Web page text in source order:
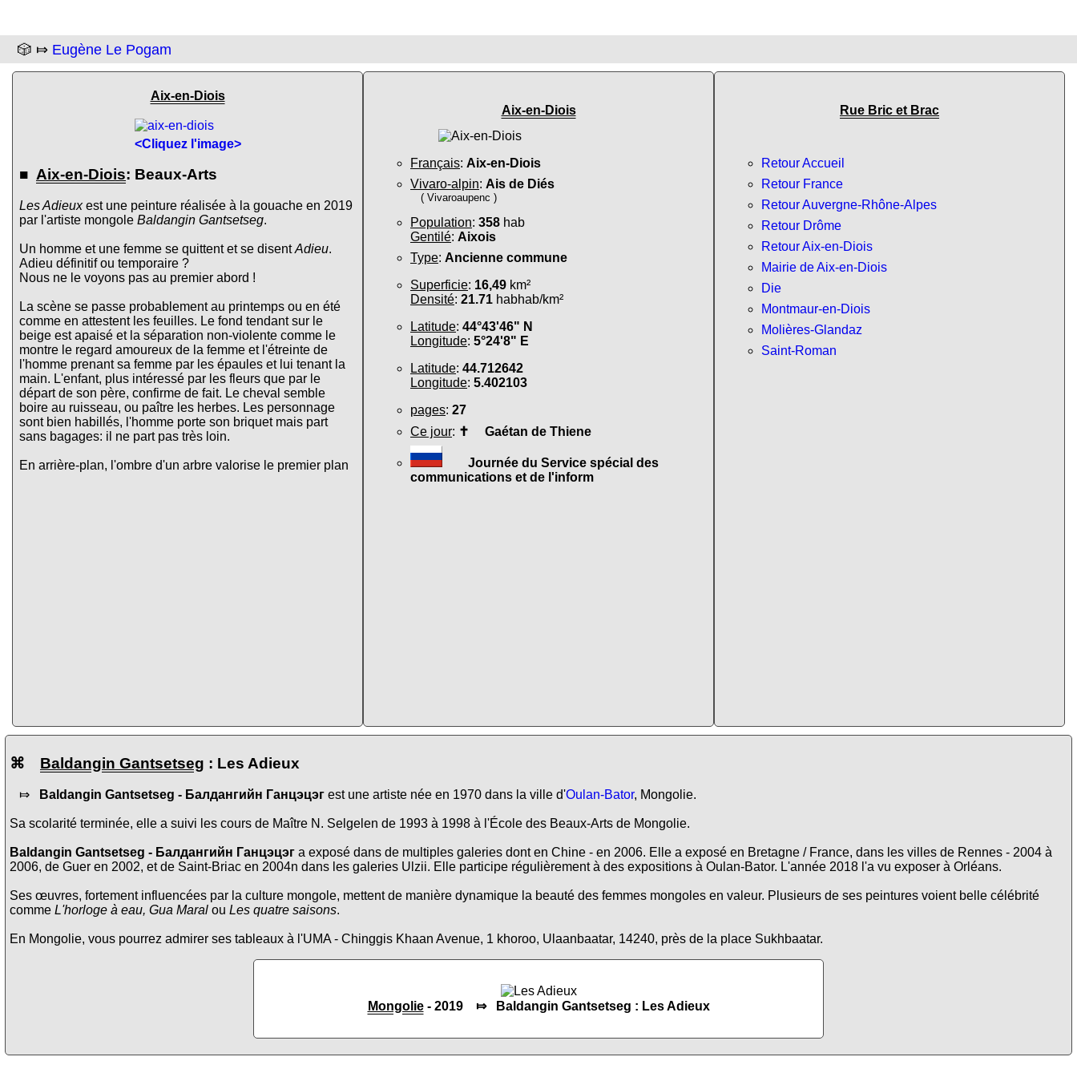
🎲 ⤇ Eugène Le Pogam
Aix-en-Diois
<Cliquez l'image>
■ Aix-en-Diois: Beaux-Arts
Les Adieuxest une peinture réalisée à la gouache en 2019
par l'artiste mongole Baldangin Gantsetseg.
Un homme et une femme se quittent et se disentAdieu.
Adieu définitif ou temporaire ?
Nous ne le voyons pas au premier abord !
La scène se passe probablement au printemps ou en été
comme en attestent les feuilles. Le fond tendant sur le
beige est apaisé et la séparation non-violente comme le
montre le regard amoureux de la femme et l'étreinte de
l'homme prenant sa femme par les épaules et lui tenant la
main. L'enfant, plus intéressé par les fleurs que par le
départ de son père, confirme de fait. Le cheval semble
boire au ruisseau, ou paître les herbes. Les personnage
sont bien habillés, l'homme porte son briquet mais part
sans bagages: il ne part pas très loin.
En arrière-plan, l'ombre d'un arbre valorise le premier plan
Aix-en-Diois
Français: Aix-en-Diois
Vivaro-alpin: Ais de Diés
( Vivaroaupenc )
Population: 358 hab
Gentilé: Aixois
Type: Ancienne commune
Superficie: 16,49 km²
Densité: 21.71 habhab/km²
Latitude: 44°43'46" N
Longitude: 5°24'8" E
Latitude: 44.712642
Longitude: 5.402103
pages: 27
Ce jour: ✝ Gaétan de Thiene
Journée du Service spécial des
communications et de l'inform
Rue Bric et Brac
Retour Accueil
Retour France
Retour Auvergne-Rhône-Alpes
Retour Drôme
Retour Aix-en-Diois
Mairie de Aix-en-Diois
Die
Montmaur-en-Diois
Molières-Glandaz
Saint-Roman
⌘ Baldangin Gantsetseg : Les Adieux
⤇ Baldangin Gantsetseg - Балдангийн Ганцэцэг est une artiste née en 1970 dans la ville d'Oulan-Bator, Mongolie.
Sa scolarité terminée, elle a suivi les cours de Maître N. Selgelen de 1993 à 1998 à l'École des Beaux-Arts de Mongolie.
Baldangin Gantsetseg - Балдангийн Ганцэцэг a exposé dans de multiples galeries dont en Chine - en 2006. Elle a exposé en Bretagne / France, dans les villes de Rennes - 2004 à
2006, de Guer en 2002, et de Saint-Briac en 2004n dans les galeries Ulzii. Elle participe régulièrement à des expositions à Oulan-Bator. L'année 2018 l'a vu exposer à Orléans.
Ses œuvres, fortement influencées par la culture mongole, mettent de manière dynamique la beauté des femmes mongoles en valeur. Plusieurs de ses peintures voient belle célébrité
comme L'horloge à eau, Gua Maral ou Les quatre saisons.
En Mongolie, vous pourrez admirer ses tableaux à l'UMA - Chinggis Khaan Avenue, 1 khoroo, Ulaanbaatar, 14240, près de la place Sukhbaatar.
Mongolie- 2019 ⤇ Baldangin Gantsetseg : Les Adieux